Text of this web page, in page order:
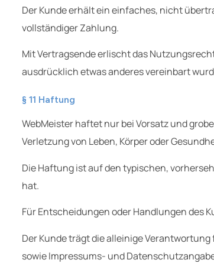
Der Kunde erhält ein einfaches, nicht
vollständiger Zahlung.
Mit Vertragsende erlischt das
ausdrücklich etwas anderes vereinbart
§ 11 Haftung
WebMeister haftet nur bei Vorsatz und
Verletzung von Leben, Körper oder
Die Haftung ist auf den typischen,
hat.
Für Entscheidungen oder Handlungen des
Der Kunde trägt die alleinige
sowie Impressums- und